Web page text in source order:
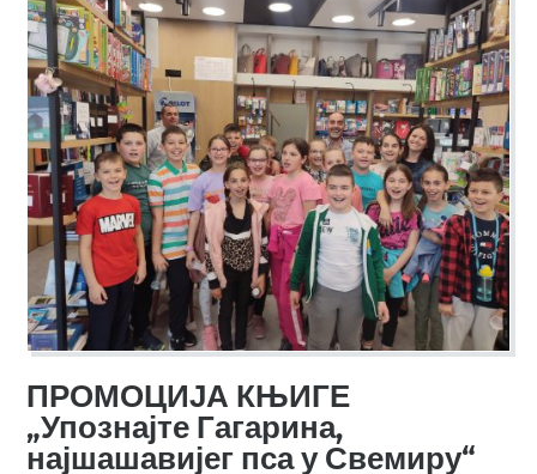
ПРОМОЦИЈА КЊИГЕ
„Упознајте Гагарина,
најшашавијег пса у Свемиру“